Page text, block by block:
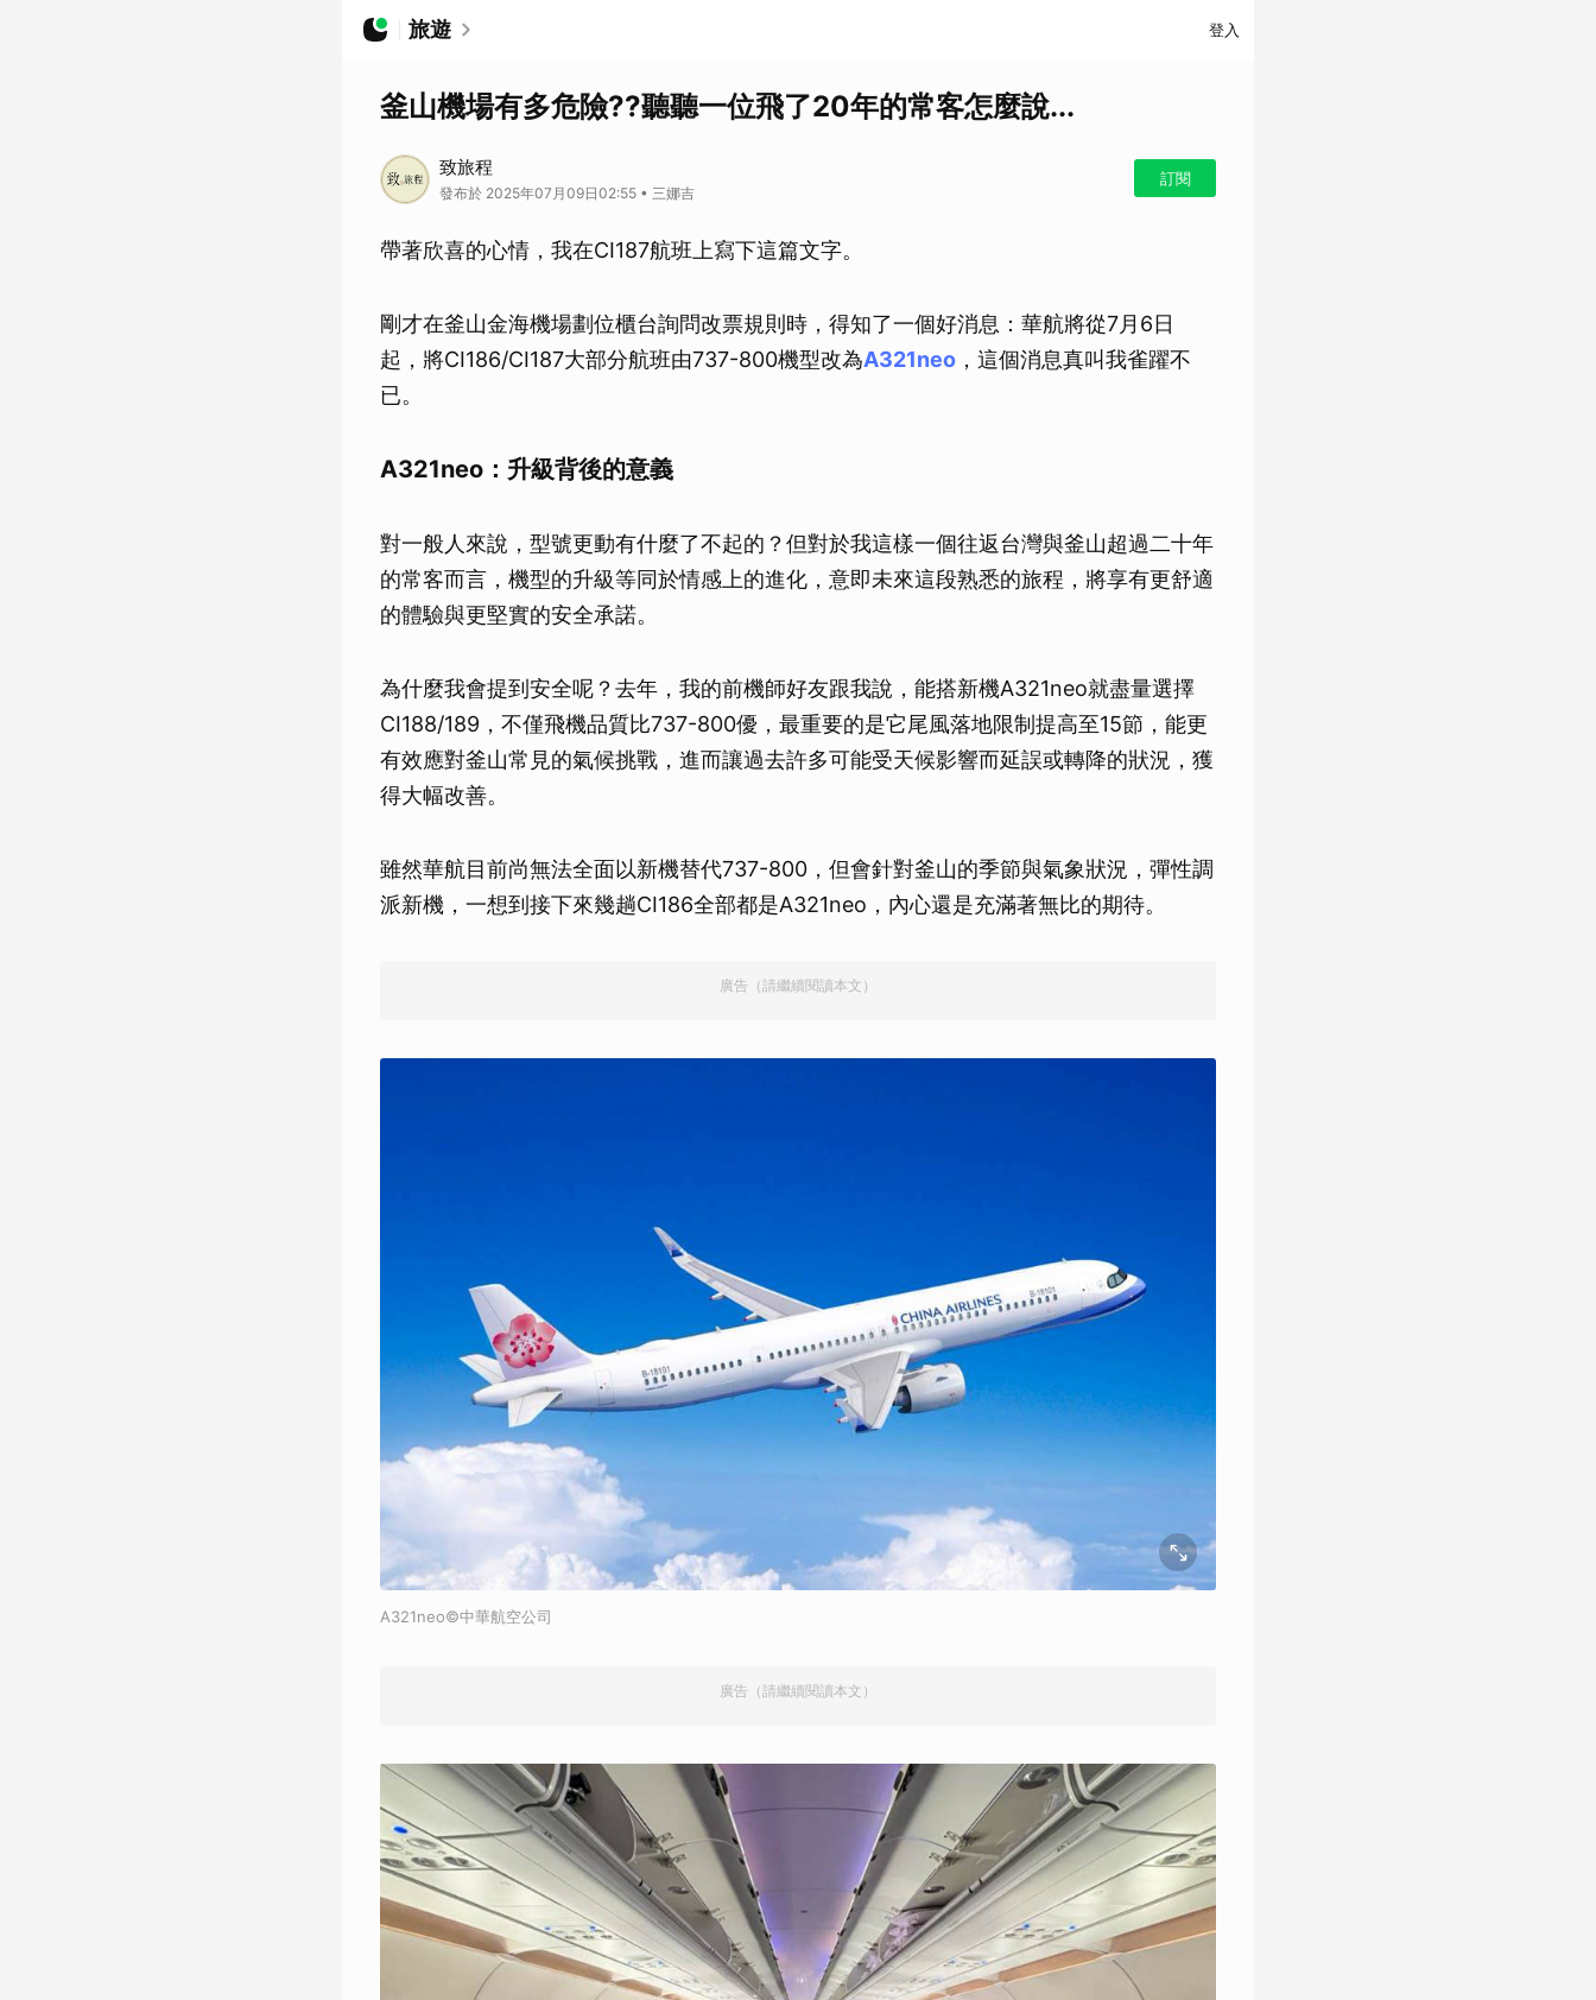
旅遊 登入
釜山機場有多危險??聽聽一位飛了20年的常客怎麼說...
致旅程
發布於 2025年07月09日02:55 • 三娜吉
訂閱
帶著欣喜的心情，我在CI187航班上寫下這篇文字。
剛才在釜山金海機場劃位櫃台詢問改票規則時，得知了一個好消息：華航將從7月6日
起，將CI186/CI187大部分航班由737-800機型改為A321neo ，這個消息真叫我雀躍不
已。
A321neo：升級背後的意義
對一般人來說，型號更動有什麼了不起的？但對於我這樣一個往返台灣與釜山超過二十年
的常客而言，機型的升級等同於情感上的進化，意即未來這段熟悉的旅程，將享有更舒適
的體驗與更堅實的安全承諾。
為什麼我會提到安全呢？去年，我的前機師好友跟我說，能搭新機A321neo就盡量選擇
CI188/189，不僅飛機品質比737-800優，最重要的是它尾風落地限制提高至15節，能更
有效應對釜山常見的氣候挑戰，進而讓過去許多可能受天候影響而延誤或轉降的狀況，獲
得大幅改善。
雖然華航目前尚無法全面以新機替代737-800，但會針對釜山的季節與氣象狀況，彈性調
派新機，一想到接下來幾趟CI186全部都是A321neo，內心還是充滿著無比的期待。
廣告（請繼續閱讀本文）
A321neo©中華航空公司
廣告（請繼續閱讀本文）